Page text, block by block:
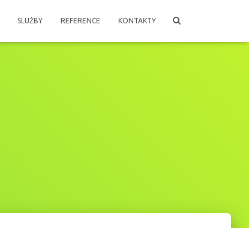
SLUŽBY REFERENCE KONTAKTY